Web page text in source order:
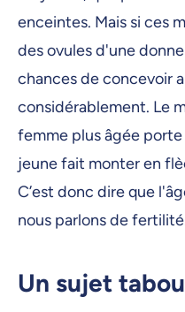
enceintes. Mais si ces
des ovules d'une
chances de concevoir
considérablement. Le
femme plus âgée porte
jeune fait monter en
C’est donc dire que
nous parlons de
Un sujet tabou